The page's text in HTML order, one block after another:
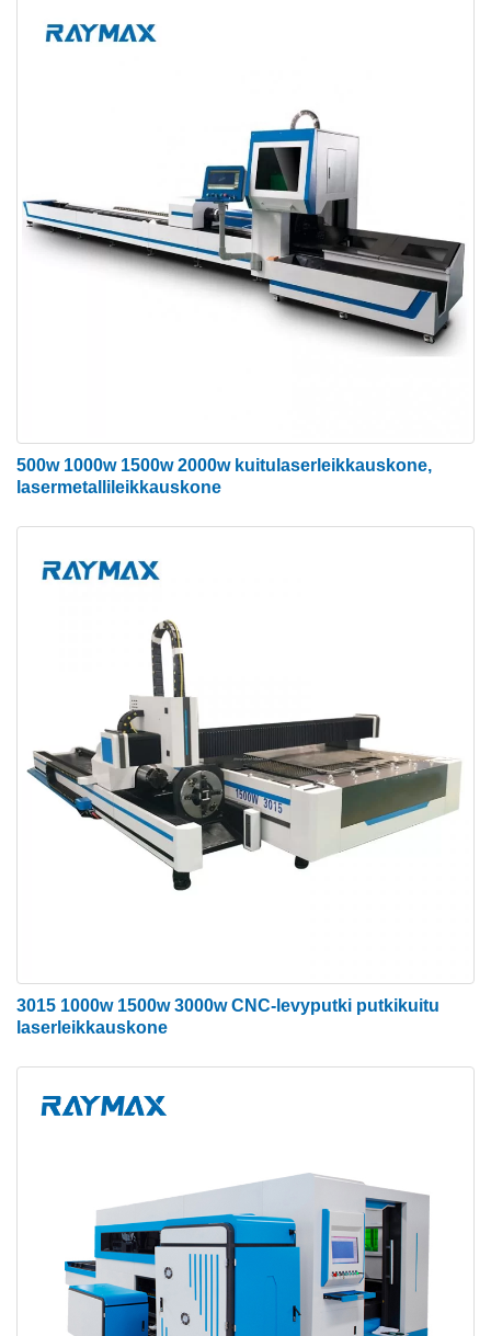
Putkihitsattu sänky
Sängyn sisäinen rakenne käyttää lentokoneen
metallikennorakennetta, joka on hitsattu useilla
suorakaiteen muotoisilla putkilla. Lisäksi
suorakaiteen muotoisen putken seinämän paksuus
on 10 mm ja koko runko painaa 4500 kg, mikä saa
koneen käymään vakaasti. Jäykisteet on järjestetty
putkien sisään lisäämään sängyn lujuutta ja
välttää alustan muodonmuutos.
puristuspuristimella. Ikääntymiskäsittelyn jälkeen
sen lujuus voi saavuttaa T6:n, joka on vahvin
vahvuus kaikista portaalista. Lentoalumiinilla on
monia etuja, kuten hyvä sitkeys, kevyt,
korroosionkestävyys, hapettumisenesto, alhainen
500w 1000w 1500w 2000w kuitulaserleikkauskone,
lasermetallileikkauskone
3015 1000w 1500w 3000w CNC-levyputki putkikuitu
laserleikkauskone